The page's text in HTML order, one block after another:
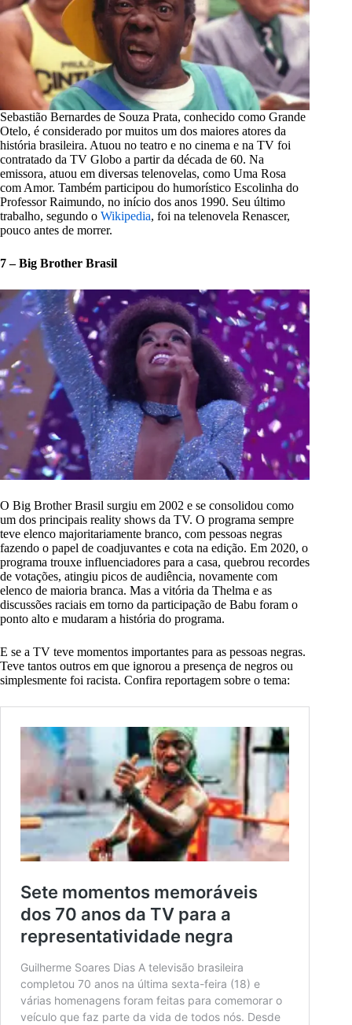
Sebastião Bernardes de Souza Prata, conhecido como Grande
Otelo, é considerado por muitos um dos maiores atores da
história brasileira. Atuou no teatro e no cinema e na TV foi
contratado da TV Globo a partir da década de 60. Na
emissora, atuou em diversas telenovelas, como Uma Rosa
com Amor. Também participou do humorístico Escolinha do
Professor Raimundo, no início dos anos 1990. Seu último
trabalho, segundo o Wikipedia, foi na telenovela Renascer,
pouco antes de morrer.
7 – Big Brother Brasil
O Big Brother Brasil surgiu em 2002 e se consolidou como
um dos principais reality shows da TV. O programa sempre
teve elenco majoritariamente branco, com pessoas negras
fazendo o papel de coadjuvantes e cota na edição. Em 2020, o
programa trouxe influenciadores para a casa, quebrou recordes
de votações, atingiu picos de audiência, novamente com
elenco de maioria branca. Mas a vitória da Thelma e as
discussões raciais em torno da participação de Babu foram o
ponto alto e mudaram a história do programa.
E se a TV teve momentos importantes para as pessoas negras.
Teve tantos outros em que ignorou a presença de negros ou
simplesmente foi racista. Confira reportagem sobre o tema: